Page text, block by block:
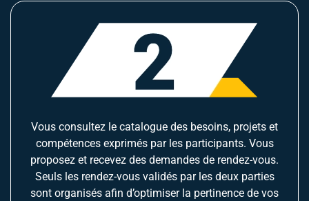
Vous consultez le catalogue des besoins, projets et
compétences exprimés par les participants. Vous
proposez et recevez des demandes de rendez-vous.
Seuls les rendez-vous validés par les deux parties
sont organisés afin d’optimiser la pertinence de vos